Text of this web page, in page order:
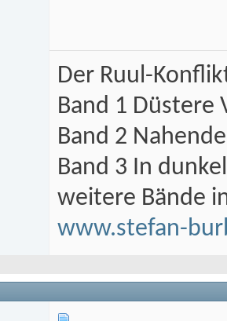
Der Ruul-
Band 1 Düstere
Band 2
Band 3 In
weitere Bände
www.stefan-